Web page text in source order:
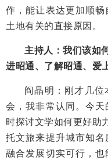
作，能让表达更加顺
土地有关的直接原因。
主持人：我们该如
进昭通、了解昭通、爱
阎晶明：刚才几位
会，我非常认同。今
时探讨文学如何更好助
托文旅来提升城市知
融合发展切实可行，也